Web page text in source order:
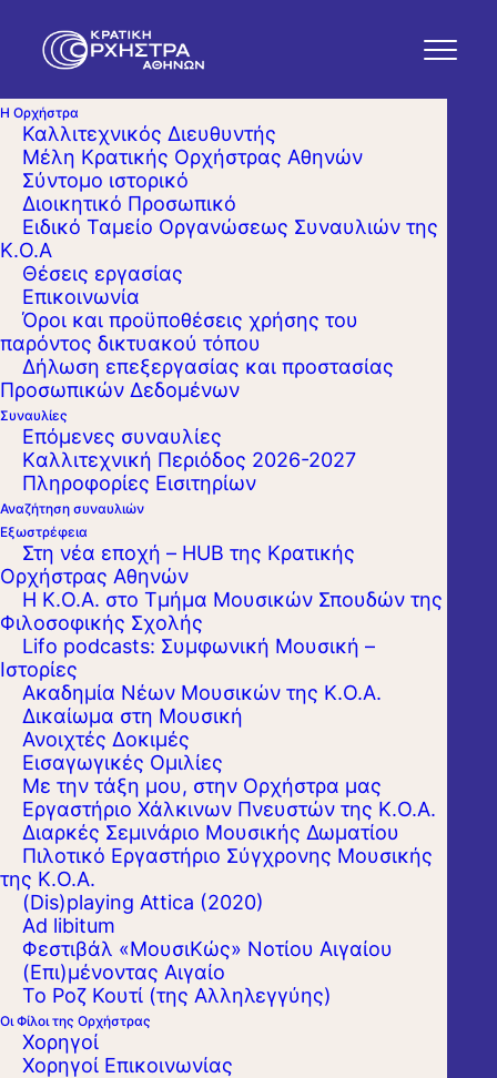
Η Ορχήστρα
Καλλιτεχνικός Διευθυντής
Μέλη Κρατικής Ορχήστρας Αθηνών
Σύντομο ιστορικό
Διοικητικό Προσωπικό
Ειδικό Ταμείο Οργανώσεως Συναυλιών της
Κ.Ο.Α
Θέσεις εργασίας
Επικοινωνία
Όροι και προϋποθέσεις χρήσης του
παρόντος δικτυακού τόπου
Δήλωση επεξεργασίας και προστασίας
Προσωπικών Δεδομένων
Συναυλίες
Επόμενες συναυλίες
Kαλλιτεχνική Περιόδος 2026-2027
Πληροφορίες Εισιτηρίων
Αναζήτηση συναυλιών
Εξωστρέφεια
Στη νέα εποχή – HUB της Κρατικής
Ορχήστρας Αθηνών
Η Κ.Ο.Α. στο Τμήμα Μουσικών Σπουδών της
Φιλοσοφικής Σχολής
Lifo podcasts: Συμφωνική Μουσική –
Ιστορίες
Ακαδημία Νέων Μουσικών της Κ.Ο.Α.
Δικαίωμα στη Μουσική
Ανοιχτές Δοκιμές
Εισαγωγικές Ομιλίες
Με την τάξη μου, στην Ορχήστρα μας
Εργαστήριo Χάλκινων Πνευστών της Κ.Ο.Α.
Διαρκές Σεμινάριο Μουσικής Δωματίου
Πιλοτικό Εργαστήριο Σύγχρονης Μουσικής
της Κ.Ο.Α.
(Dis)playing Attica (2020)
Ad libitum
Φεστιβάλ «ΜουσιΚώς» Νοτίου Αιγαίου
(Επι)μένοντας Αιγαίο
Το Ροζ Κουτί (της Αλληλεγγύης)
Οι Φίλοι της Ορχήστρας
Χορηγοί
Χορηγοί Επικοινωνίας